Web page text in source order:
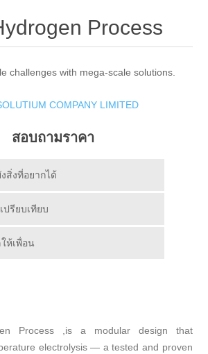
Process
challenges with mega-scale solutions.
COMPANY LIMITED
สอบถามราคา
สิ่งที่อยากได้
ปรียบเทียบ
ห้เพื่อน
Process ,is a modular design that
electrolysis — a tested and proven